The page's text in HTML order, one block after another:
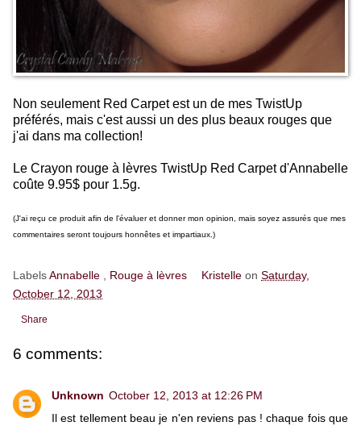
Non seulement Red Carpet est un de mes TwistUp
préférés, mais c'est aussi un des plus beaux rouges que
j'ai dans ma collection!
Le Crayon rouge à lèvres TwistUp Red Carpet d'Annabelle
coûte 9.95$ pour 1.5g.
(J'ai reçu ce produit afin de l'évaluer et donner mon opinion, mais soyez assurés que mes
commentaires seront toujours honnêtes et impartiaux.)
LabelsAnnabelle Rouge à lèvres Kristelle onSaturday,
October 12, 2013
Share
6 comments:
Unknown October 12, 2013 at 12:26 PM
Il est tellement beau je n'en reviens pas ! chaque fois que